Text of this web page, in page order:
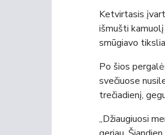
Ketvirtasis
išmušti
smūgiavo
Po šios
svečiuose
trečiadienį,
„Džiaugiuosi